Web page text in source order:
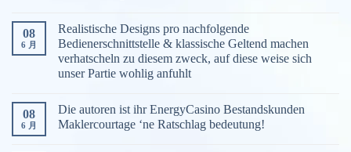
08
6 月
Realistische Designs pro nachfolgende
Bedienerschnittstelle & klassische Geltend machen
verhatscheln zu diesem zweck, auf diese weise sich
unser Partie wohlig anfuhlt
08
6 月
Die autoren ist ihr EnergyCasino Bestandskunden
Maklercourtage ‘ne Ratschlag bedeutung!